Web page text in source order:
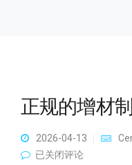
正规的增材
2026-04-13
正规的增材制造加工厂
已关闭评论